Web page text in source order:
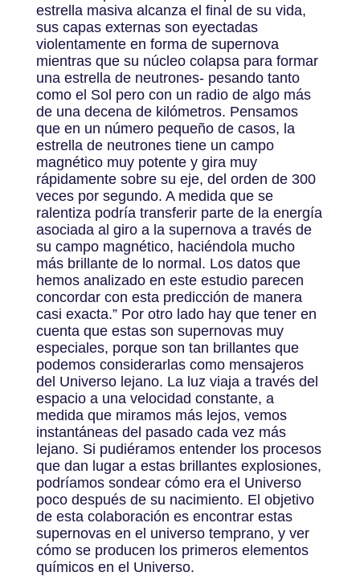
estrella masiva alcanza el final de su vida,
sus capas externas son eyectadas
violentamente en forma de supernova
mientras que su núcleo colapsa para formar
una estrella de neutrones- pesando tanto
como el Sol pero con un radio de algo más
de una decena de kilómetros. Pensamos
que en un número pequeño de casos, la
estrella de neutrones tiene un campo
magnético muy potente y gira muy
rápidamente sobre su eje, del orden de 300
veces por segundo. A medida que se
ralentiza podría transferir parte de la energía
asociada al giro a la supernova a través de
su campo magnético, haciéndola mucho
más brillante de lo normal. Los datos que
hemos analizado en este estudio parecen
concordar con esta predicción de manera
casi exacta.” Por otro lado hay que tener en
cuenta que estas son supernovas muy
especiales, porque son tan brillantes que
podemos considerarlas como mensajeros
del Universo lejano. La luz viaja a través del
espacio a una velocidad constante, a
medida que miramos más lejos, vemos
instantáneas del pasado cada vez más
lejano. Si pudiéramos entender los procesos
que dan lugar a estas brillantes explosiones,
podríamos sondear cómo era el Universo
poco después de su nacimiento. El objetivo
de esta colaboración es encontrar estas
supernovas en el universo temprano, y ver
cómo se producen los primeros elementos
químicos en el Universo.